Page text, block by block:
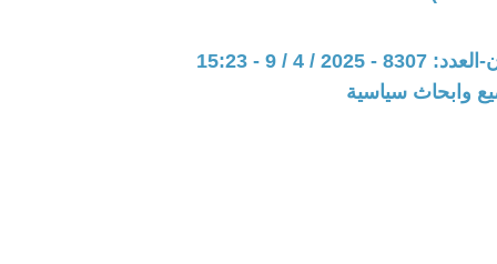
/ 4 / 9 - 15:23
وابحاث سياسية